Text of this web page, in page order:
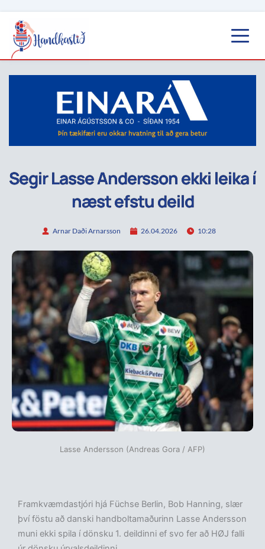
Segir Lasse Andersson ekki leika í
næst efstu deild
Arnar Daði Arnarsson 26.04.2026 10:28
Lasse Andersson (Andreas Gora / AFP)
Framkvæmdastjóri hjá Füchse Berlin, Bob Hanning, slær
því föstu að danski handboltamaðurinn Lasse Andersson
muni ekki spila í dönsku 1. deildinni ef svo fer að HØJ falli